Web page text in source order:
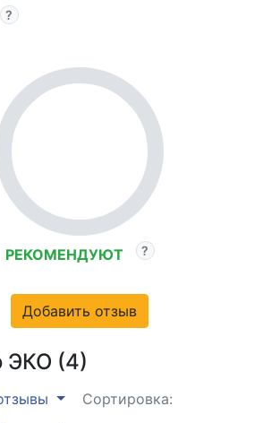
РЕКОМЕНДУЮТ
Добавить отзыв
ЭКО (4)
Сортировка: